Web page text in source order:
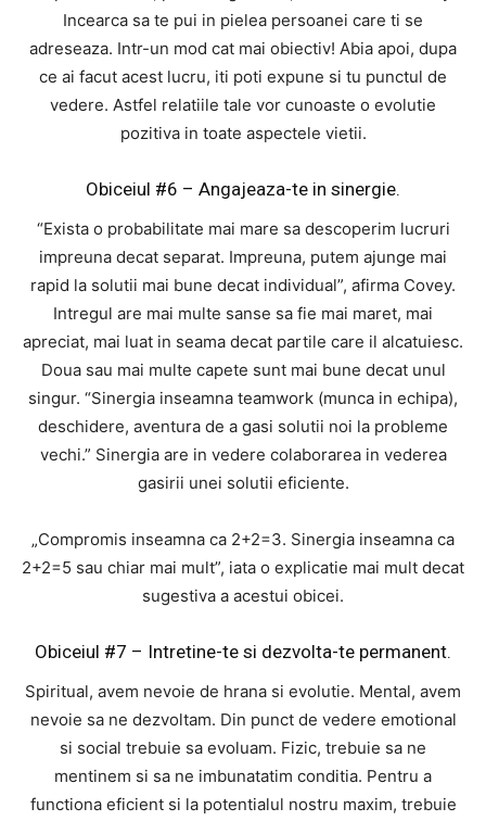
Incearca sa te pui in pielea persoanei care ti se
adreseaza. Intr-un mod cat mai obiectiv! Abia apoi, dupa
ce ai facut acest lucru, iti poti expune si tu punctul de
vedere. Astfel relatiile tale vor cunoaste o evolutie
pozitiva in toate aspectele vietii.
Obiceiul #6 – Angajeaza-te in sinergie.
“Exista o probabilitate mai mare sa descoperim lucruri
impreuna decat separat. Impreuna, putem ajunge mai
rapid la solutii mai bune decat individual”, afirma Covey.
Intregul are mai multe sanse sa fie mai maret, mai
apreciat, mai luat in seama decat partile care il alcatuiesc.
Doua sau mai multe capete sunt mai bune decat unul
singur. “Sinergia inseamna teamwork (munca in echipa),
deschidere, aventura de a gasi solutii noi la probleme
vechi.” Sinergia are in vedere colaborarea in vederea
gasirii unei solutii eficiente.
„Compromis inseamna ca 2+2=3. Sinergia inseamna ca
2+2=5 sau chiar mai mult”, iata o explicatie mai mult decat
sugestiva a acestui obicei.
Obiceiul #7 – Intretine-te si dezvolta-te permanent.
Spiritual, avem nevoie de hrana si evolutie. Mental, avem
nevoie sa ne dezvoltam. Din punct de vedere emotional
si social trebuie sa evoluam. Fizic, trebuie sa ne
mentinem si sa ne imbunatatim conditia. Pentru a
functiona eficient si la potentialul nostru maxim, trebuie